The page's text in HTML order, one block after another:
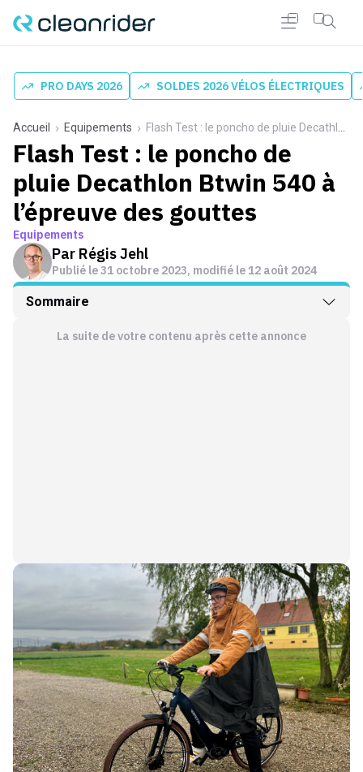
PRO DAYS 2026 SOLDES 2026 VÉLOS ÉLECTRIQUES
Accueil Equipements Flash Test : le poncho de pluie Decathlon Btwin 540 à l’épreuve des gouttes
Flash Test : le poncho de
pluie Decathlon Btwin 540 à
l’épreuve des gouttes
Equipements
Par Régis Jehl
Publié le31 octobre 2023, modifié le 12 août 2024
Sommaire
La suite de votre contenu après cette annonce